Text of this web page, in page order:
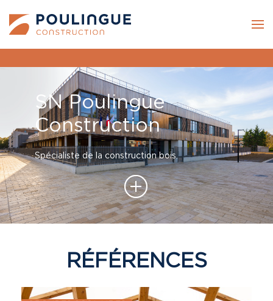
Skip to main content
SN Poulingue
Construction
Spécialiste de la construction bois.
RÉFÉRENCES